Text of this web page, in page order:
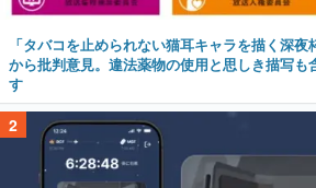
「タバコを止められない猫耳キャラを描く深
から批判意見。違法薬物の使用と思しき描写
す
2